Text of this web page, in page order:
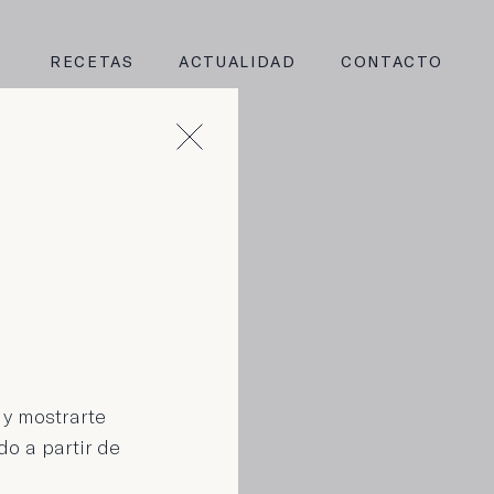
RECETAS ACTUALIDAD CONTACTO
de
mostrarte
a partir de